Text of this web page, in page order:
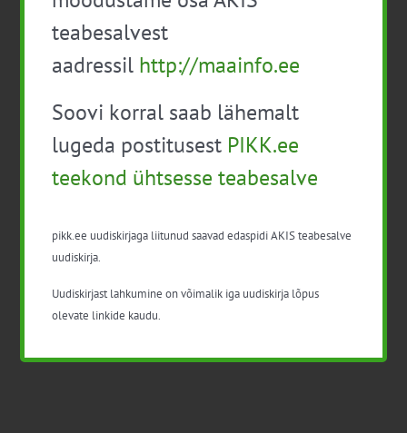
Piimakarjakasvatajate
hügieen ja ohutus
(veebipõhine kursus)
teabesalvest
aadressil http://maainfo.ee
Soovi korral saab lähemalt
lugeda postitusest PIKK.ee
teekond ühtsesse teabesalve
pikk.ee uudiskirjaga liitunud saavad edaspidi AKIS teabesalve
uudiskirja.
Uudiskirjast lahkumine on võimalik iga uudiskirja lõpus
olevate linkide kaudu.